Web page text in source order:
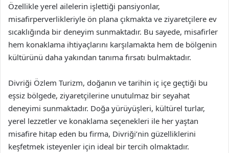
Özellikle yerel ailelerin işlettiği pansiyonlar,
misafirperverlikleriyle ön plana çıkmakta ve ziyaretçilere ev
sıcaklığında bir deneyim sunmaktadır. Bu sayede, misafirler
hem konaklama ihtiyaçlarını karşılamakta hem de bölgenin
kültürünü daha yakından tanıma fırsatı bulmaktadır.
Divriği Özlem Turizm, doğanın ve tarihin iç içe geçtiği bu
eşsiz bölgede, ziyaretçilerine unutulmaz bir seyahat
deneyimi sunmaktadır. Doğa yürüyüşleri, kültürel turlar,
yerel lezzetler ve konaklama seçenekleri ile her yaştan
misafire hitap eden bu firma, Divriği’nin güzelliklerini
keşfetmek isteyenler için ideal bir tercih olmaktadır.